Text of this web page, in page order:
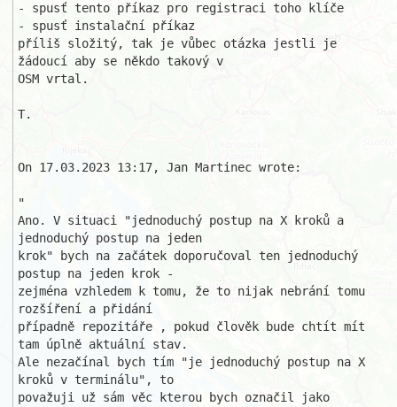
- spusť tento příkaz pro registraci toho klíče
- spusť instalační příkaz
příliš složitý, tak je vůbec otázka jestli je
žádoucí aby se někdo takový v
OSM vrtal.
T.
On 17.03.2023 13:17, Jan Martinec wrote:
"
Ano. V situaci "jednoduchý postup na X kroků a
jednoduchý postup na jeden
krok" bych na začátek doporučoval ten jednoduchý
postup na jeden krok -
zejména vzhledem k tomu, že to nijak nebrání tomu
rozšíření a přidání
případně repozitáře , pokud člověk bude chtít mít
tam úplně aktuální stav.
Ale nezačínal bych tím "je jednoduchý postup na X
kroků v terminálu", to
považuji už sám věc kterou bych označil jako